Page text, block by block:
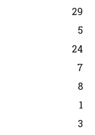
29
5
24
7
8
1
3